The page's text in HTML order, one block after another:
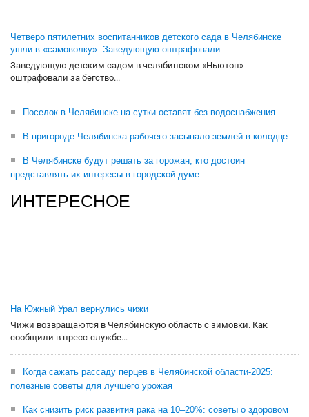
Четверо пятилетних воспитанников детского сада в Челябинске
ушли в «самоволку». Заведующую оштрафовали
Заведующую детским садом в челябинском «Ньютон»
оштрафовали за бегство...
Поселок в Челябинске на сутки оставят без водоснабжения
В пригороде Челябинска рабочего засыпало землей в колодце
В Челябинске будут решать за горожан, кто достоин
представлять их интересы в городской думе
ИНТЕРЕСНОЕ
На Южный Урал вернулись чижи
Чижи возвращаются в Челябинскую область с зимовки. Как
сообщили в пресс-службе...
Когда сажать рассаду перцев в Челябинской области-2025:
полезные советы для лучшего урожая
Как снизить риск развития рака на 10–20%: советы о здоровом